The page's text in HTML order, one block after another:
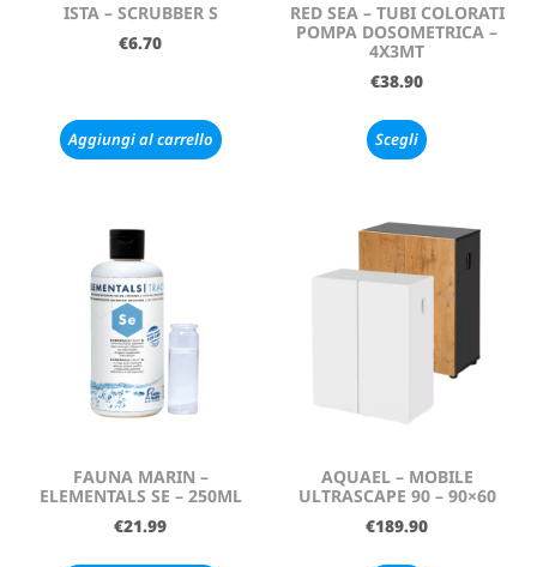
ISTA – SCRUBBER S
€6.70
Aggiungi al carrello
RED SEA – TUBI COLORATI
POMPA DOSOMETRICA –
4X3MT
€38.90
Scegli
FAUNA MARIN –
ELEMENTALS SE – 250ML
€21.99
AQUAEL – MOBILE
ULTRASCAPE 90 – 90×60
€189.90